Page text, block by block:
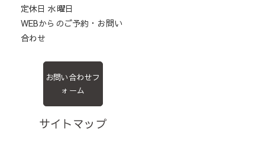
定休日 水曜日
WEBからのご予約・お問い
合わせ
お問い合わせフ
ォーム
サイトマップ